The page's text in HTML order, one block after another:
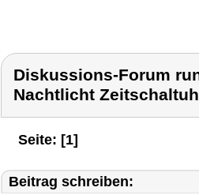
Diskussions-Forum
Nachtlicht
Seite: [1]
Beitrag schreiben: